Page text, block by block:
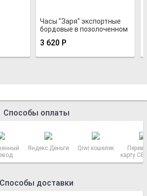
Часы "Заря" экспортные
бордовые в позолоченном
3 620 Р
Способы оплаты
Яндекс.Деньги Qiwi кошелек
карту
Способы доставки